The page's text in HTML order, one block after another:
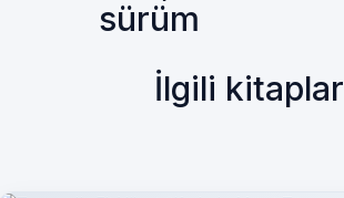
sürüm
İlgili kitaplar